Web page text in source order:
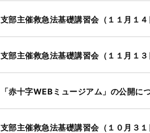
支部主催救急法基礎講習会（１１月１
支部主催救急法基礎講習会（１１月１
「赤十字WEBミュージアム」の公開に
支部主催救急法基礎講習会（１０月３